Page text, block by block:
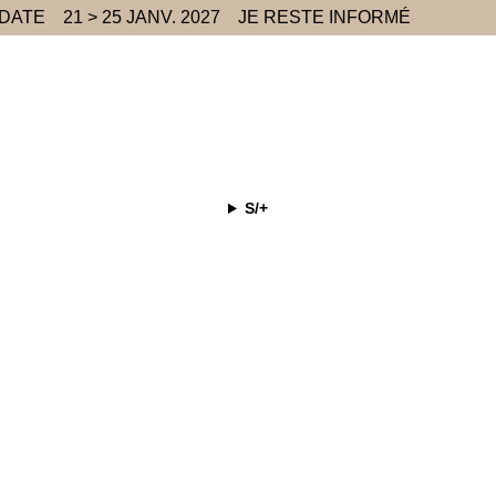
21 > 25 JANV. 2027 JE RESTE INFORMÉ
S/+